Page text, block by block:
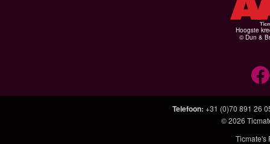
Hoogste
© Dun &
Telefoon: +31 (0)70 891 26
© 2026
Ticmate's